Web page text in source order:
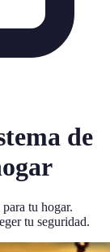
de
tu hogar.
tu seguridad.